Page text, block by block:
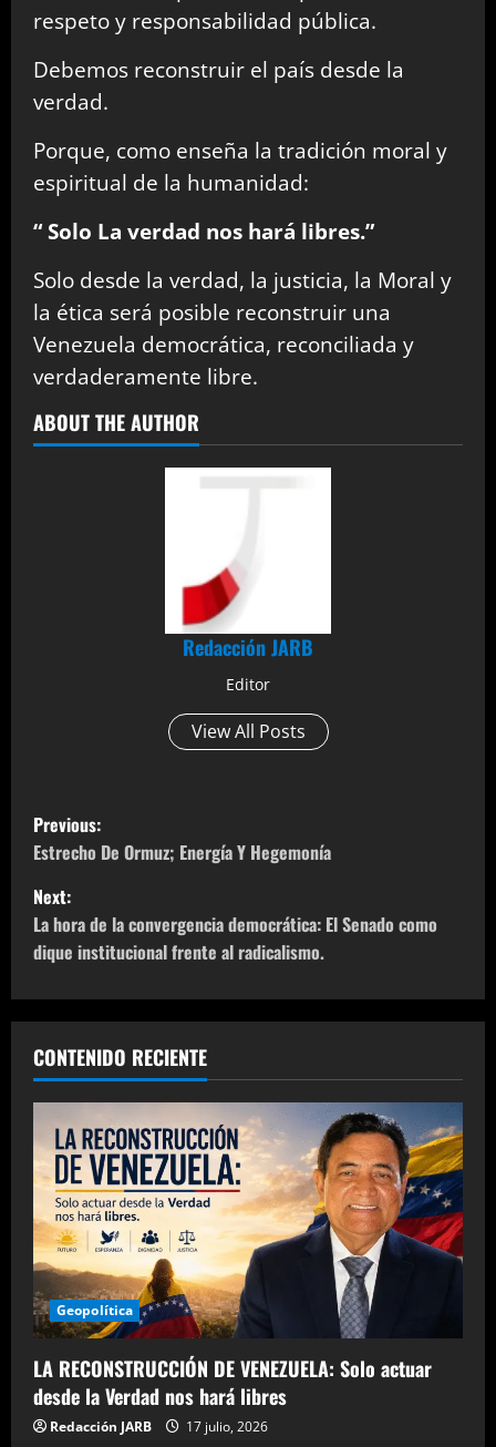
respeto y responsabilidad pública.
Debemos reconstruir el país desde la
verdad.
Porque, como enseña la tradición moral y
espiritual de la humanidad:
“ Solo La verdad nos hará libres.”
Solo desde la verdad, la justicia, la Moral y
la ética será posible reconstruir una
Venezuela democrática, reconciliada y
verdaderamente libre.
ABOUT THE AUTHOR
Redacción JARB
Editor
View All Posts
P
o
s
t
n
a
v
i
g
a
t
i
o
n
Previous:
Estrecho De Ormuz; Energía Y Hegemonía
Next:
La hora de la convergencia democrática: El Senado como
dique institucional frente al radicalismo.
CONTENIDO RECIENTE
Geopolítica
LA RECONSTRUCCIÓN DE VENEZUELA: Solo actuar
desde la Verdad nos hará libres
Redacción JARB 17 julio, 2026